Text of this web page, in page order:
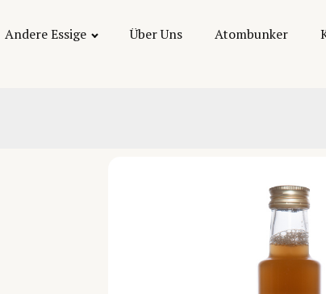
Andere Essige Über Uns Atombunker